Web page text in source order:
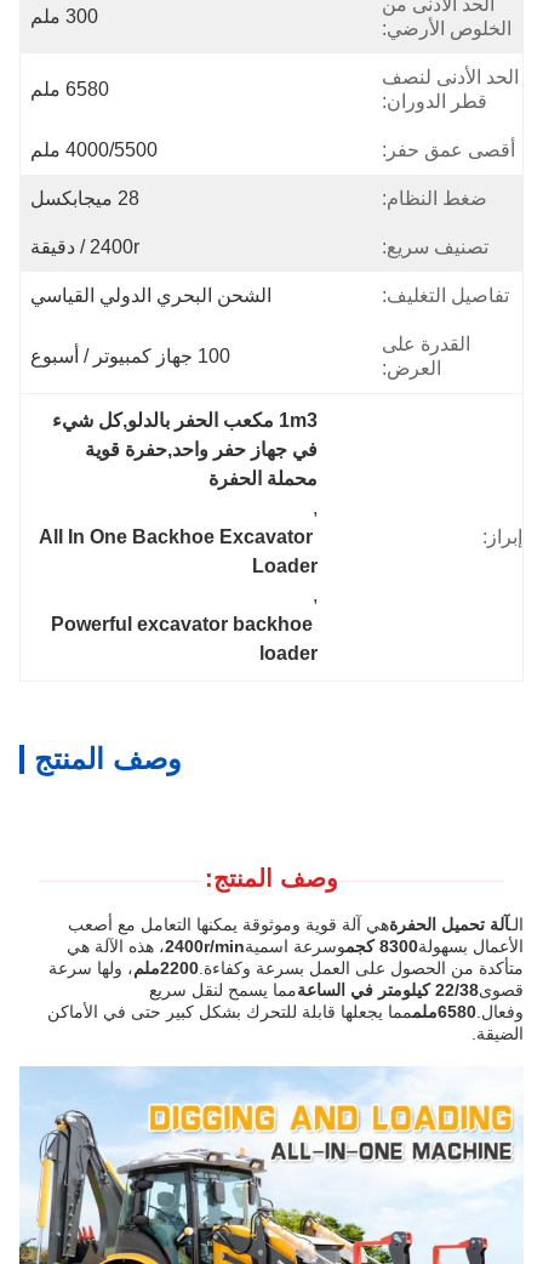
الحد الأدنى من
الخلوص الأرضي:
300 ملم
الحد الأدنى لنصف
قطر الدوران:
6580 ملم
أقصى عمق حفر: 4000/5500 ملم
ضغط النظام: 28 ميجابكسل
تصنيف سريع: 2400r / دقيقة
تفاصيل التغليف: الشحن البحري الدولي القياسي
القدرة على
العرض:
100 جهاز كمبيوتر / أسبوع
إبراز:
1m3 مكعب الحفر بالدلو,كل شيء
في جهاز حفر واحد,حفرة قوية
محملة الحفرة
,
All In One Backhoe Excavator
Loader
,
Powerful excavator backhoe
loader
وصف المنتج
وصف المنتج:
الـآلة تحميل الحفرة هي آلة قوية وموثوقة يمكنها التعامل مع أصعب
الأعمال بسهولة8300 كجم وسرعة اسمية2400r/min، هذه الآلة هي
متأكدة من الحصول على العمل بسرعة وكفاءة.2200ملم
، ولها سرعة
قصوى22/38 كيلومتر في الساعة
مما يسمح لنقل سريع
وفعال. 6580ملم
مما يجعلها قابلة للتحرك بشكل كبير حتى في الأماكن
الضيقة.